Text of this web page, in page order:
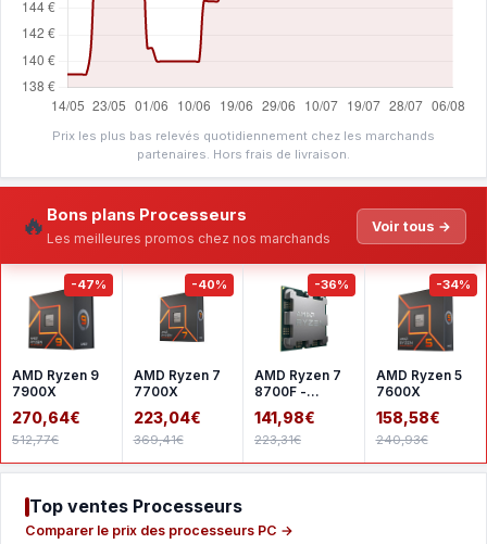
Prix les plus bas relevés quotidiennement chez les marchands
partenaires. Hors frais de livraison.
🔥 Bons plans Processeurs
Les meilleures promos chez nos marchands
Voir tous →
-47%
AMD Ryzen 9
7900X
270,64€
512,77€
-40%
AMD Ryzen 7
7700X
223,04€
369,41€
-36%
AMD Ryzen 7
8700F -
Version tray
141,98€
223,31€
-34%
AMD Ryzen 5
7600X
158,58€
240,93€
Top ventes Processeurs
Comparer le prix des processeurs PC →